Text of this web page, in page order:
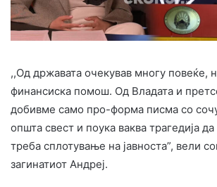
,,Од државата очекував многу повеќе,
финансиска помош. Од Владата и
добивме само про-форма писма со
општа свест и поука ваква трагедија
треба сплотување на јавноста”, вели
загинатиот Андреј.